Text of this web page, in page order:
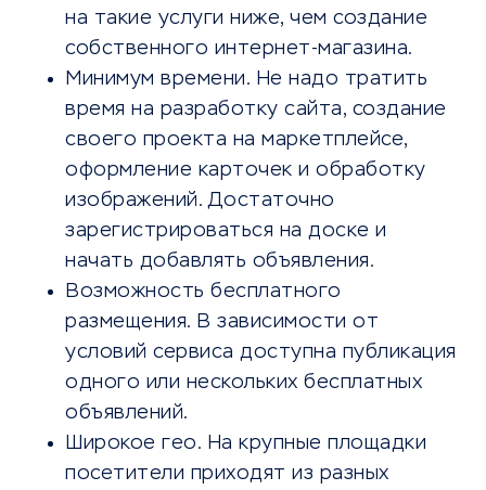
на такие услуги ниже, чем создание
собственного интернет-магазина.
Минимум времени. Не надо тратить
время на разработку сайта, создание
своего проекта на маркетплейсе,
оформление карточек и обработку
изображений. Достаточно
зарегистрироваться на доске и
начать добавлять объявления.
Возможность бесплатного
размещения. В зависимости от
условий сервиса доступна публикация
одного или нескольких бесплатных
объявлений.
Широкое гео. На крупные площадки
посетители приходят из разных